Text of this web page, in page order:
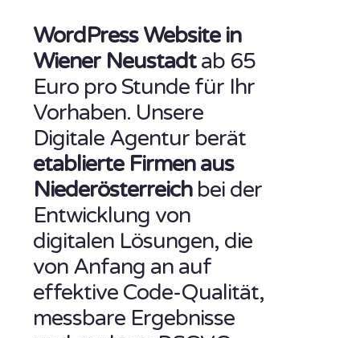
WordPress Website in
Wiener Neustadtab 65
Euro pro Stunde für Ihr
Vorhaben. Unsere
Digitale Agentur berät
etablierte Firmen aus
Niederösterreichbei der
Entwicklung von
digitalen Lösungen, die
von Anfang an auf
effektive Code-Qualität,
messbare Ergebnisse